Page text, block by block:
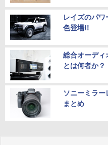
レイズのパ
色登場!!
総合オーディ
とは何者か？
ソニーミラ
まとめ